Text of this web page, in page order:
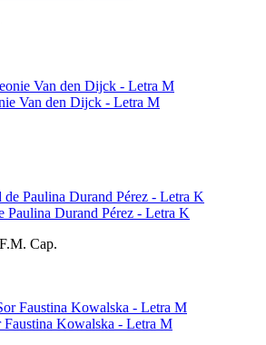
Van den Dijck - Letra M
Paulina Durand Pérez - Letra K
Cap.
Kowalska - Letra M